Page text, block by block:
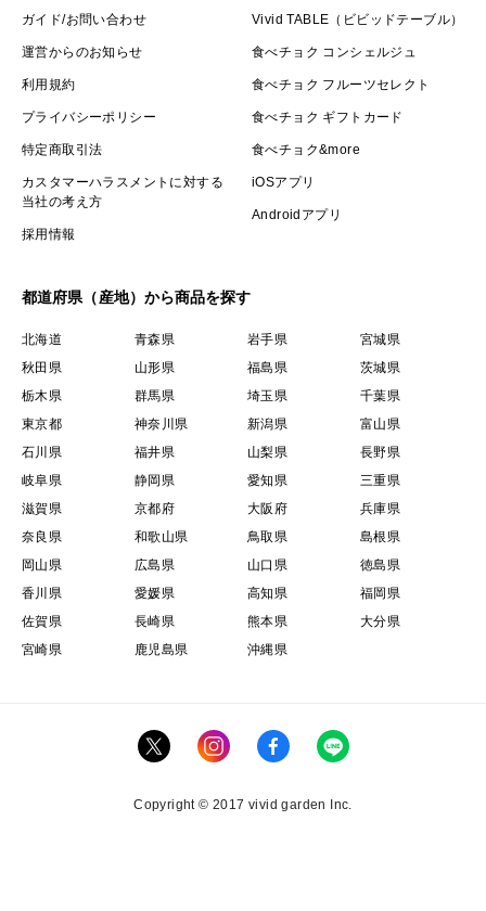
ガイド/お問い合わせ
運営からのお知らせ
利用規約
プライバシーポリシー
特定商取引法
カスタマーハラスメントに対する
当社の考え方
採用情報
Vivid TABLE（ビビッドテーブル）
食べチョク コンシェルジュ
食べチョク フルーツセレクト
食べチョク ギフトカード
食べチョク&more
iOSアプリ
Androidアプリ
都道府県（産地）から商品を探す
北海道 青森県 岩手県
宮城県
秋田県
山形県 福島県
茨城県
栃木県
群馬県 埼玉県
千葉県
東京都
神奈川県 新潟県
富山県
石川県
福井県 山梨県
長野県
岐阜県
静岡県 愛知県
三重県
滋賀県
京都府 大阪府
兵庫県
奈良県
和歌山県 鳥取県
島根県
岡山県
広島県 山口県
徳島県
香川県
愛媛県 高知県
福岡県
佐賀県
長崎県 熊本県
大分県
宮崎県
鹿児島県 沖縄県
Copyright © 2017 vivid garden Inc.